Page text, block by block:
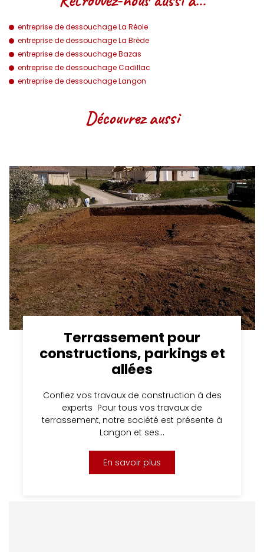
entreprise de dessouchage La Réole
entreprise de dessouchage La Brède
entreprise de dessouchage Bazas
entreprise de dessouchage Cadillac
entreprise de dessouchage Langon
Découvrez aussi
Terrassement pour
constructions, parkings et
allées
Confiez vos travaux de construction à des
experts Pour tous vos travaux de
terrassement, notre société est présente à
Langon et ses…
En savoir plus